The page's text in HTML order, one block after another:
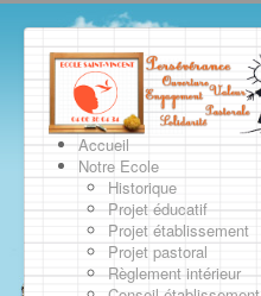
Accueil
Notre Ecole
Historique
Projet éducatif
Projet établissement
Projet pastoral
Règlement intérieur